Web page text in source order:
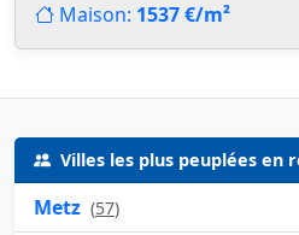
Maison: 1537 €/m²
Villes les plus peuplées en
Metz (57)